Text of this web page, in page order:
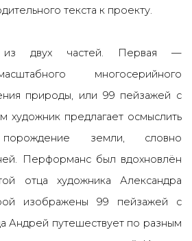
текста к проекту.
из двух частей. Первая —
многосерийного
природы, или 99 пейзажей с
художник предлагает осмыслить
земли, словно
Перформанс был вдохновлён
отца художника Александра
изображены 99 пейзажей с
Андрей путешествует по разным